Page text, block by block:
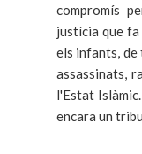
compromís
justícia que
els infants, de
assassinats,
l'Estat
encara un